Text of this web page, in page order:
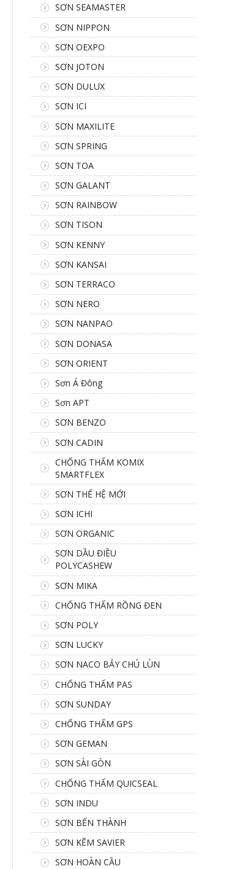
SƠN SEAMASTER
SƠN NIPPON
SƠN OEXPO
SƠN JOTON
SƠN DULUX
SƠN ICI
SƠN MAXILITE
SƠN SPRING
SƠN TOA
SƠN GALANT
SƠN RAINBOW
SƠN TISON
SƠN KENNY
SƠN KANSAI
SƠN TERRACO
SƠN NERO
SƠN NANPAO
SƠN DONASA
SƠN ORIENT
Sơn Á Đông
Sơn APT
SƠN BENZO
SƠN CADIN
CHỐNG THẤM KOMIX
SMARTFLEX
SƠN THẾ HỆ MỚI
SƠN ICHI
SƠN ORGANIC
SƠN DẦU ĐIỀU
POLYCASHEW
SƠN MIKA
CHỐNG THẤM RỒNG ĐEN
SƠN POLY
SƠN LUCKY
SƠN NACO BẢY CHÚ LÙN
CHỐNG THẤM PAS
SƠN SUNDAY
CHỐNG THẤM GPS
SƠN GEMAN
SƠN SÀI GÒN
CHỐNG THẤM QUICSEAL
SƠN INDU
SƠN BẾN THÀNH
SƠN KẼM SAVIER
SƠN HOÀN CẦU